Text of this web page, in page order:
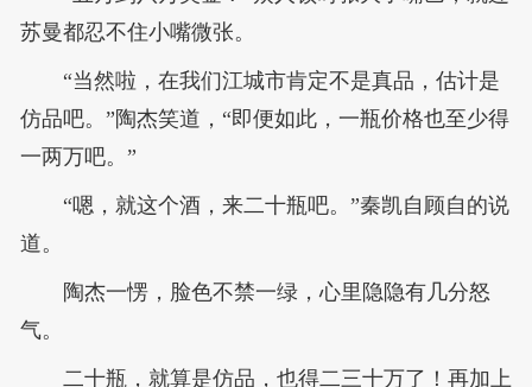
苏曼都忍不住小嘴微张。
“当然啦，在我们江城市肯定不是真品，估计是
仿品吧。”陶杰笑道，“即便如此，一瓶价格也至少得
一两万吧。”
“嗯，就这个酒，来二十瓶吧。”秦凯自顾自的说
道。
陶杰一愣，脸色不禁一绿，心里隐隐有几分怒
气。
二十瓶，就算是仿品，也得二三十万了！再加上